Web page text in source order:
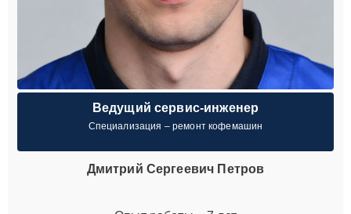
Ведущий сервис-инженер
Специализация – ремонт кофемашин
Дмитрий Сергеевич Петров